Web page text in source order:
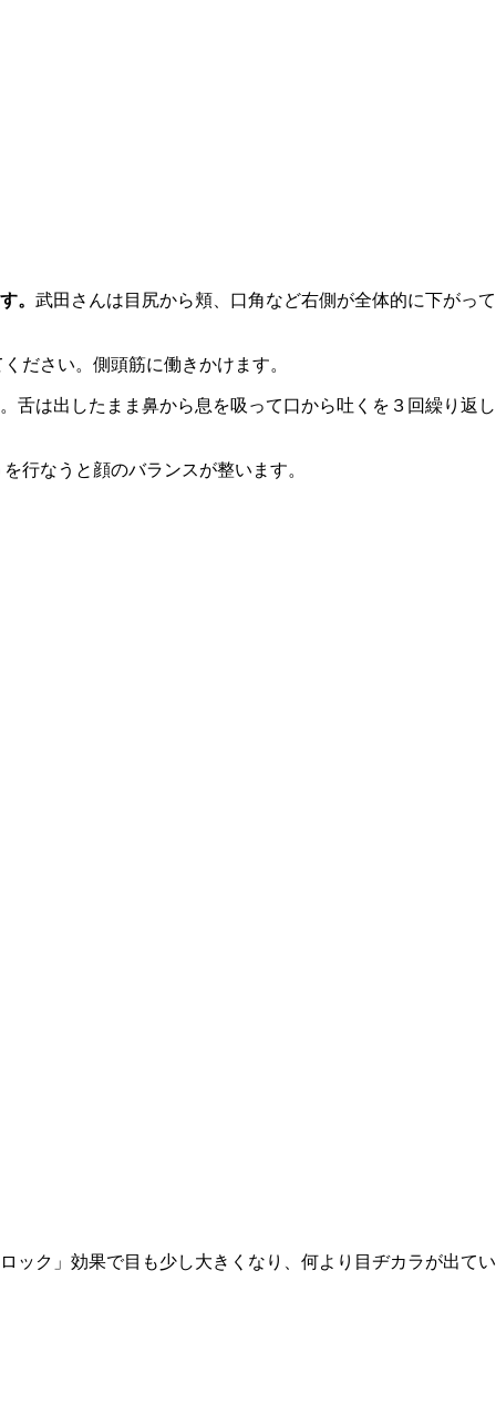
。 武田さんは目尻から頬、口角など右側が全体的に下がって
ださい。側頭筋に働きかけます。
舌は出したまま鼻から息を吸って口から吐くを３回繰り返し
行なうと顔のバランスが整います。
ク」効果で目も少し大きくなり、何より目ヂカラが出てい